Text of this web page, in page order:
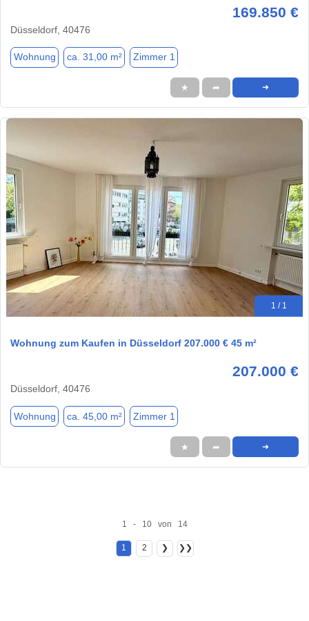
169.850 €
Düsseldorf, 40476
Wohnung ca. 31,00 m² Zimmer 1
★ ➦ ➜
1 / 1
Wohnung zum Kaufen in Düsseldorf 207.000 € 45 m²
207.000 €
Düsseldorf, 40476
Wohnung ca. 45,00 m² Zimmer 1
★ ➦ ➜
1 - 10 von 14
1 2 ❯ ❯❯